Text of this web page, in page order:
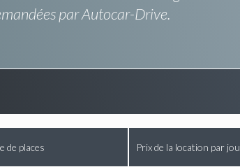
par Autocar-Drive.
de places Prix de la location par